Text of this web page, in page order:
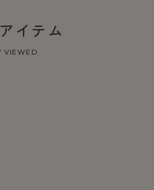
イテム
VIEWED